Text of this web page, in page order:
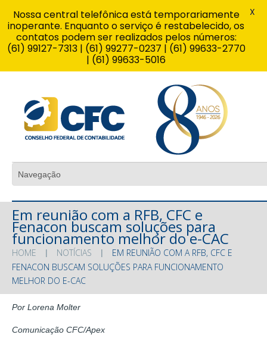
Em reunião com a RFB, CFC e
Fenacon buscam soluções para
funcionamento melhor do e-CAC
HOME NOTÍCIAS
EM REUNIÃO COM A RFB, CFC E
FENACON BUSCAM SOLUÇÕES PARA FUNCIONAMENTO
MELHOR DO E-CAC
Por Lorena Molter
Comunicação CFC/Apex
Nossa central telefônica está temporariamente
inoperante. Enquanto o serviço é restabelecido, os
contatos podem ser realizados pelos números:
(61) 99127-7313 | (61) 99277-0237 | (61) 99633-2770
| (61) 99633-5016
X